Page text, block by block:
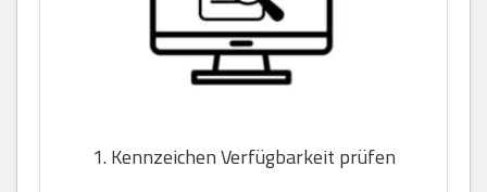
1. Kennzeichen Verfügbarkeit prüfen